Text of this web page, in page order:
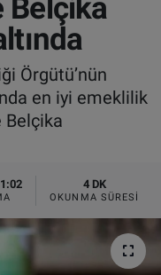
Belçika
Örgütü’nün
en iyi emeklilik
Belçika
4 DK
OKUNMA SÜRESI